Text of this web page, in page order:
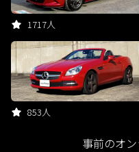
1717人
853人
事前のオ